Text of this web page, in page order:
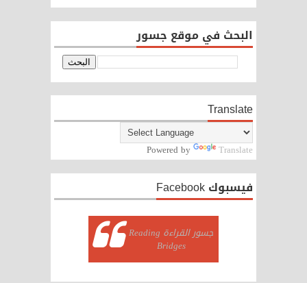
البحث في موقع جسور
Translate
Powered by Translate
فيسبوك Facebook
‏جسور القراءة Reading
Bridges‏